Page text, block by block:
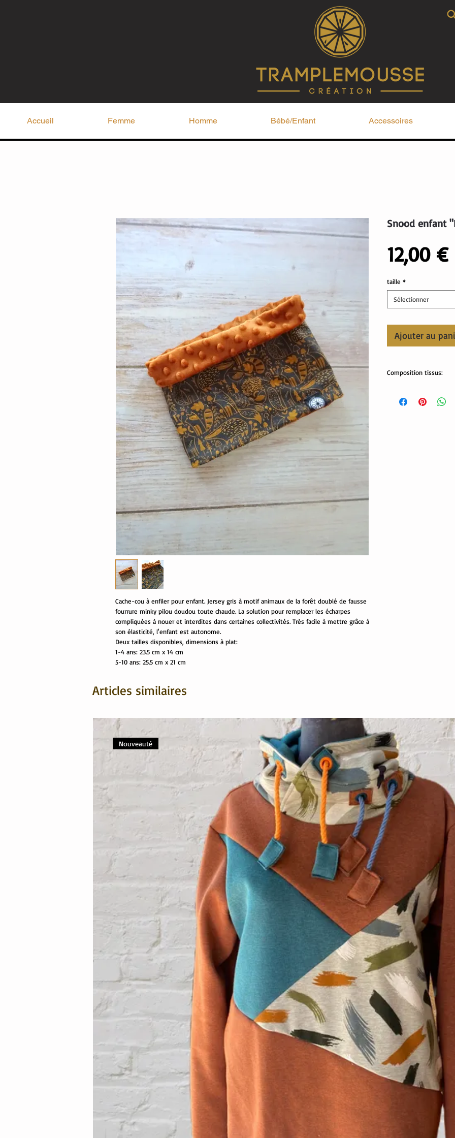
Cache-cou à enfiler pour enfant. Jersey gris à motif animaux de la forêt doublé de fausse
fourrure minky pilou doudou toute chaude. La solution pour remplacer les écharpes
compliquées à nouer et interdites dans certaines collectivités. Très facile à mettre grâce à
son élasticité, l'enfant est autonome.
Deux tailles disponibles, dimensions à plat:
1-4 ans: 23.5 cm x 14 cm
5-10 ans: 25.5 cm x 21 cm
Snood enfant
12,00 €
taille *
Sélectionner
Ajouter au
Composition tissus:
jersey: 65% coton,
Articles similaires
Nouveauté
Accueil Femme Homme Bébé/Enfant Accessoires